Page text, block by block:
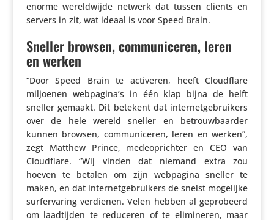
enorme wereld­wijde netwerk dat tussen clients en
servers in zit, wat ideaal is voor Speed Brain.
Sneller browsen, communiceren, leren
en werken
“Door Speed Brain te activeren, heeft Cloud­flare
miljoenen webpagina’s in één klap bijna de helft
sneller gemaakt. Dit betekent dat inter­net­ge­brui­kers
over de hele wereld sneller en betrouw­baarder
kunnen browsen, commu­ni­ceren, leren en werken”,
zegt Matthew Prince, mede­op­richter en CEO van
Cloud­flare. “Wij vinden dat niemand extra zou
hoeven te betalen om zijn webpagina sneller te
maken, en dat inter­net­ge­brui­kers de snelst mogelijke
surfer­va­ring verdienen. Velen hebben al gepro­beerd
om laad­tijden te reduceren of te elimi­neren, maar